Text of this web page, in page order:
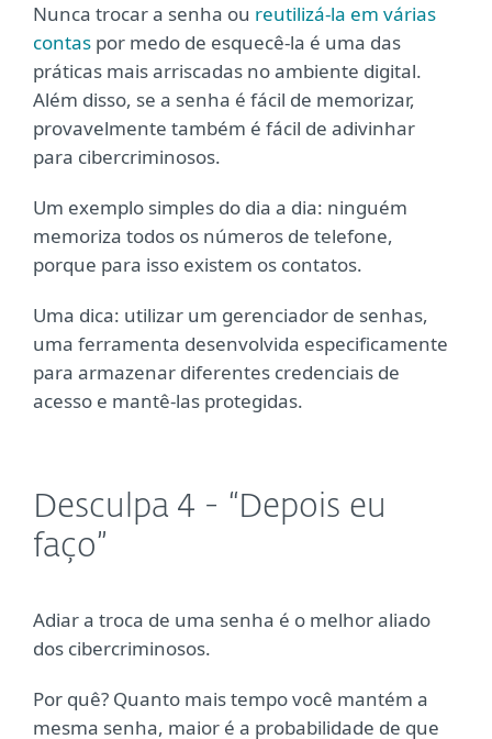
Nunca trocar a senha ou reutilizá-la em várias
contas por medo de esquecê-la é uma das
práticas mais arriscadas no ambiente digital.
Além disso, se a senha é fácil de memorizar,
provavelmente também é fácil de adivinhar
para cibercriminosos.
Um exemplo simples do dia a dia: ninguém
memoriza todos os números de telefone,
porque para isso existem os contatos.
Uma dica: utilizar um gerenciador de senhas,
uma ferramenta desenvolvida especificamente
para armazenar diferentes credenciais de
acesso e mantê-las protegidas.
Desculpa 4 - “Depois eu
faço”
Adiar a troca de uma senha é o melhor aliado
dos cibercriminosos.
Por quê? Quanto mais tempo você mantém a
mesma senha, maior é a probabilidade de que